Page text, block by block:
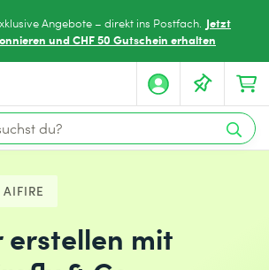
Angebote – direkt ins Postfach. Jetzt
und CHF 50 Gutschein erhalten
AIFIRE
mit